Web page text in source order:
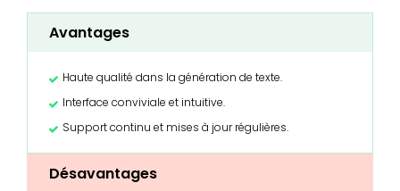
Avantages
Haute qualité dans la génération de texte.
Interface conviviale et intuitive.
Support continu et mises à jour régulières.
Désavantages